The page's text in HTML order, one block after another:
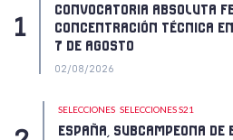
CONVOCATORIA ABSOLUTA
CONCENTRACIÓN TÉCNICA
7 DE AGOSTO
02/08/2026
SELECCIONES SELECCIONES S21
ESPAÑA, SUBCAMPEONA DE